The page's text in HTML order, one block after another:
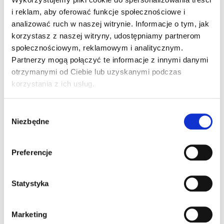
i reklam, aby oferować funkcje społecznościowe i
analizować ruch w naszej witrynie. Informacje o tym, jak
korzystasz z naszej witryny, udostępniamy partnerom
społecznościowym, reklamowym i analitycznym.
Partnerzy mogą połączyć te informacje z innymi danymi
otrzymanymi od Ciebie lub uzyskanymi podczas
korzystania z ich usług.
zgody
Niezbędne
Preferencje
Statystyka
Marketing
przyjemnością stosowania – krem
odżywia i głęboko nawilża skórę nie
pozostawiając na niej tłustego filmu. W
efekcie skóra staje się sprężysta,
elastyczna i widocznie zregenerowana.
najlepszą
RUTYNĘ
PIELĘGNACYJNĄ